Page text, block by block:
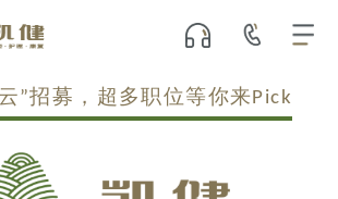
”招募，超多职位等你来Pick